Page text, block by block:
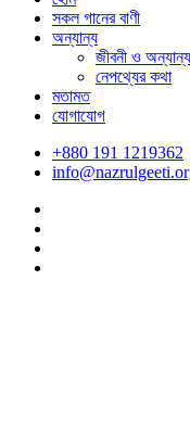
সকল গানের বাণী
অন্যান্য
জীবনী ও
নেপথ্যের কথা
মতামত
যোগাযোগ
+880 191 1219362